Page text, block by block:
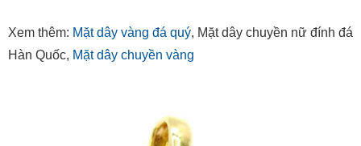
Xem thêm: Mặt dây vàng đá quý, Mặt dây chuyền nữ đính đá
Hàn Quốc, Mặt dây chuyền vàng